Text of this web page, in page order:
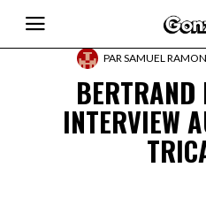
PARSAMUEL RAMON
INTERVIEW